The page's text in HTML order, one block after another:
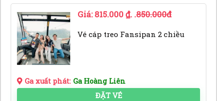
Giá:815.000₫. .850.000đ
Vé cáp treo Fansipan 2 chiều
Ga xuất phát: Ga Hoàng Liên
ĐẶT VÉ